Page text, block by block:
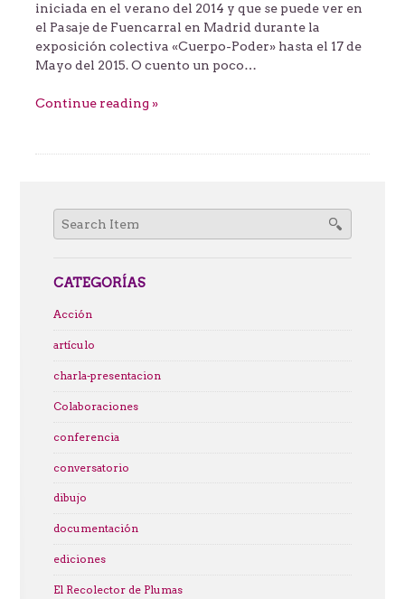
iniciada en el verano del 2014 y que se puede ver en
el Pasaje de Fuencarral en Madrid durante la
exposición colectiva «Cuerpo-Poder» hasta el 17 de
Mayo del 2015. O cuento un poco…
Continue reading »
Search
for:
CATEGORÍAS
Acción
artículo
charla-presentacion
Colaboraciones
conferencia
conversatorio
dibujo
documentación
ediciones
El Recolector de Plumas